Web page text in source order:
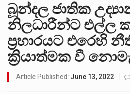
බූන්දල ජාතික
නිලධාරීන්ට එල්ල
ප්‍රහාරයට එරෙහි
ක්‍රියාත්මක වී
Article Published: June 13, 2022